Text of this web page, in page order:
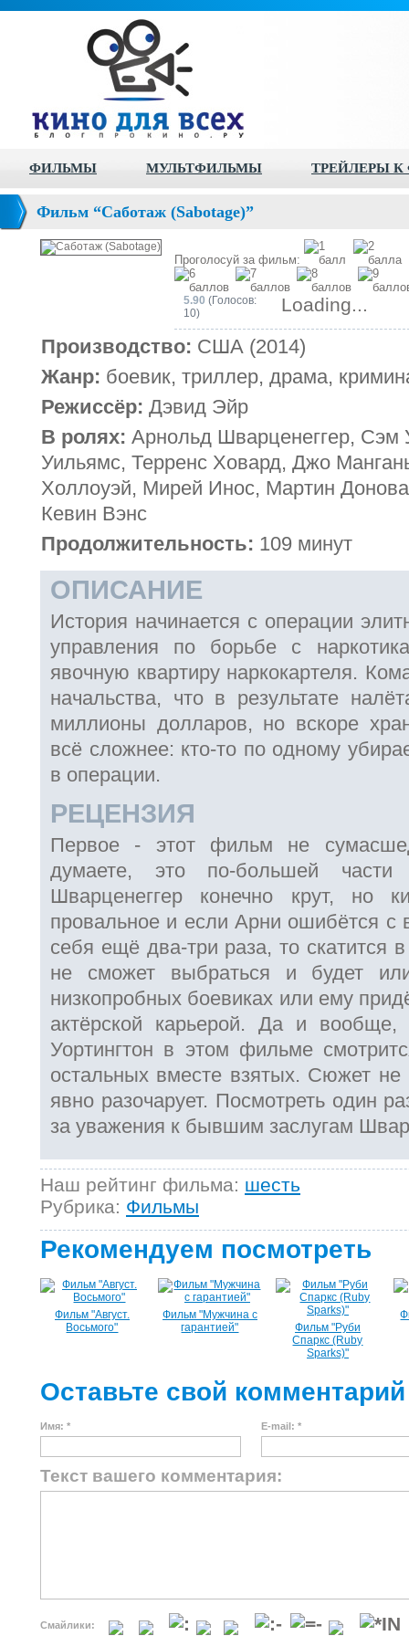
ФИЛЬМЫ МУЛЬТФИЛЬМЫ ТРЕЙЛЕРЫ
Фильм “Саботаж (Sabotage)”
Проголосуй за фильм:
5.90 (Голосов:
10)
Loading...
Производство: США (2014)
Жанр: боевик, триллер, драма,
Режиссёр: Дэвид Эйр
В ролях: Арнольд Шварценеггер, Сэм
Уильямс, Терренс Ховард, Джо
Холлоуэй, Мирей Инос, Мартин
Кевин Вэнс
Продолжительность: 109 минут
ОПИСАНИЕ
История начинается с операции
управления по борьбе с
явочную квартиру наркокартеля.
начальства, что в результате
миллионы долларов, но вскоре
всё сложнее: кто-то по одному
в операции.
РЕЦЕНЗИЯ
Первое - этот фильм не
думаете, это по-большей
Шварценеггер конечно крут, но
провальное и если Арни ошибётся
себя ещё два-три раза, то скатится
не сможет выбраться и будет
низкопробных боевиках или ему
актёрской карьерой. Да и
Уортингтон в этом фильме
остальных вместе взятых. Сюжет не
явно разочарует. Посмотреть один
за уважения к бывшим заслугам
Наш рейтинг фильма: шесть
Рубрика: Фильмы
Рекомендуем посмотреть
Фильм "Август.
Восьмого"
Фильм "Мужчина с
гарантией"
Фильм "Руби
Спаркс (Ruby
Sparks)"
Оставьте свой комментарий
Имя: * E-mail: *
Текст вашего комментария:
Смайлики: